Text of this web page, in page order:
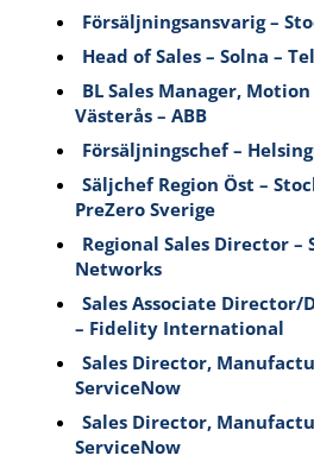
Försäljningsansvarig –
Head of Sales – Solna –
BL Sales Manager,
Västerås – ABB
Försäljningschef –
Säljchef Region Öst –
PreZero Sverige
Regional Sales Director –
Networks
Sales Associate Director/
– Fidelity International
Sales Director,
ServiceNow
Sales Director,
ServiceNow